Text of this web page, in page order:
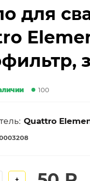
для
100
Quattro